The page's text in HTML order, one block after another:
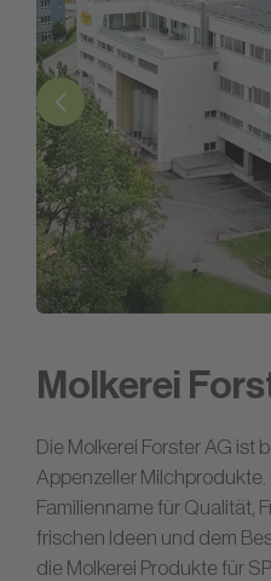
Molkerei
Die Molkerei Forster AG ist
Appenzeller Milchprodukte.
Familienname für Qualität,
frischen Ideen und dem
die Molkerei Produkte für